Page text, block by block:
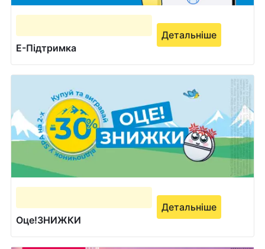
Е-Підтримка
Детальніше
Оце!ЗНИЖКИ
Детальніше